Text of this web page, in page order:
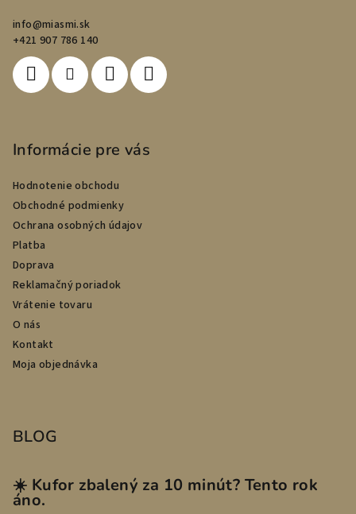
info@miasmi.sk
+421 907 786 140
Informácie pre vás
Hodnotenie obchodu
Obchodné podmienky
Ochrana osobných údajov
Platba
Doprava
Reklamačný poriadok
Vrátenie tovaru
O nás
Kontakt
Moja objednávka
BLOG
☀️ Kufor zbalený za 10 minút? Tento rok
áno.